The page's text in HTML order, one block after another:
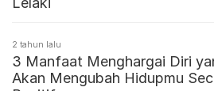
2 tahun lalu
3 Manfaat Menghargai Diri
Akan Mengubah Hidupmu